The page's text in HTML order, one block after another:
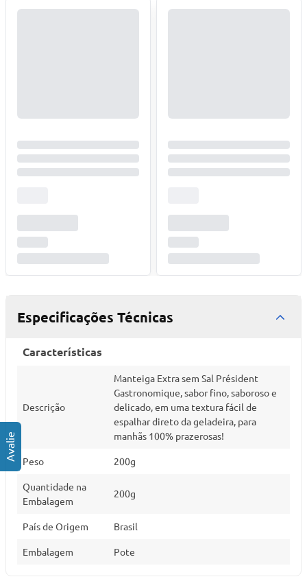
Especificações Técnicas
Características
Descrição
Manteiga Extra sem Sal Président
Gastronomique, sabor fino, saboroso e
delicado, em uma textura fácil de
espalhar direto da geladeira, para
manhãs 100% prazerosas!
Peso 200g
Quantidade na
Embalagem
200g
País de Origem Brasil
Embalagem Pote